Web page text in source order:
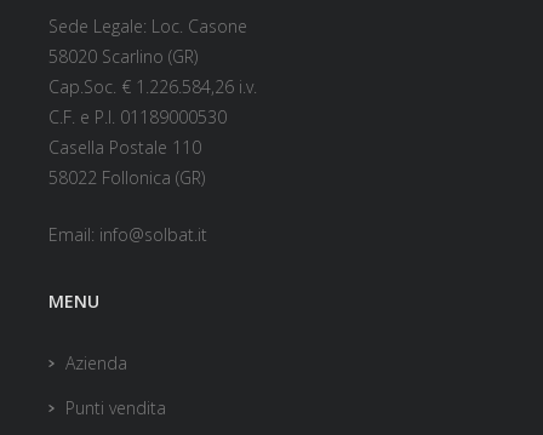
Sede Legale: Loc. Casone
58020 Scarlino (GR)
Cap.Soc. € 1.226.584,26 i.v.
C.F. e P.I. 01189000530
Casella Postale 110
58022 Follonica (GR)
Email: info@solbat.it
MENU
Azienda
Punti vendita